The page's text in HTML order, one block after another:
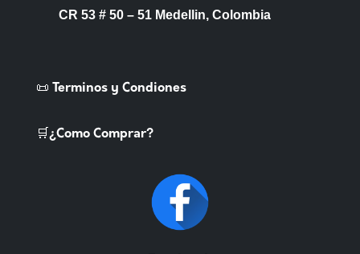
CR 53 # 50 – 51 Medellin, Colombia
📜 Terminos y Condiones
🛒¿Como Comprar?